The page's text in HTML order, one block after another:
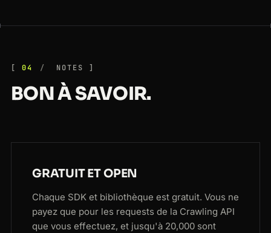
04 NOTES
BON À SAVOIR.
GRATUIT ET OPEN
Chaque SDK et bibliothèque est gratuit. Vous ne
payez que pour les requests de la Crawling API
que vous effectuez, et jusqu'à 20,000 sont